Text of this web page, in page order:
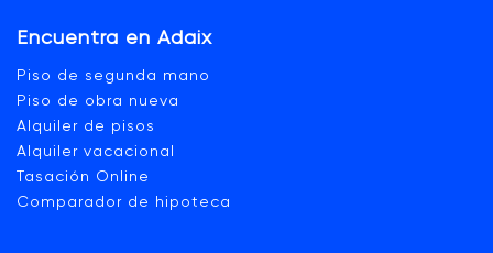
Encuentra en Adaix
Piso de segunda mano
Piso de obra nueva
Alquiler de pisos
Alquiler vacacional
Tasación Online
Comparador de hipoteca